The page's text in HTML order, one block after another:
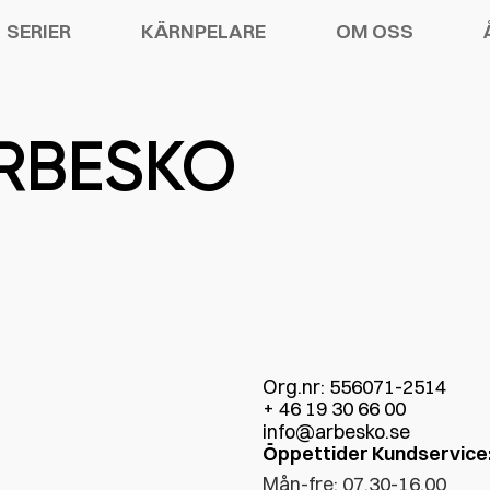
SERIER KÄRNPELARE OM OSS
CHELSEA PRO
Org.nr: 556071-2514
+ 46 19 30 66 00
info@arbesko.se
Öppettider
Mån-fre: 07.30-16.00